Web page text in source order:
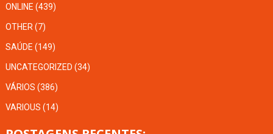
ONLINE (439)
OTHER (7)
SAÚDE (149)
UNCATEGORIZED (34)
VÁRIOS (386)
VARIOUS (14)